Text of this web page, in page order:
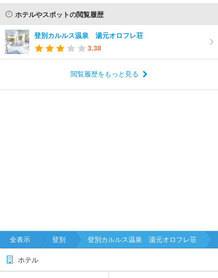
ホテルやスポットの閲覧履歴
登別カルルス温泉 湯元オロフレ荘
3.38
閲覧履歴をもっと見る
全表示 登別 登別カルルス温泉 湯元オロフレ荘
ホテル